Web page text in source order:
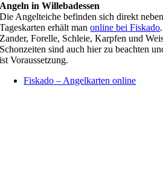
Angeln in Willebadessen
Die Angelteiche befinden sich direkt
Tageskarten erhält manonline bei Fiskado
Zander, Forelle, Schleie, Karpfen und
Schonzeiten sind auch hier zu beachten
ist Voraussetzung.
Fiskado – Angelkarten online